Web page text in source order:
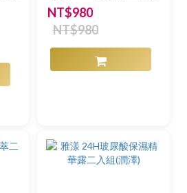
NT$980
NT$980